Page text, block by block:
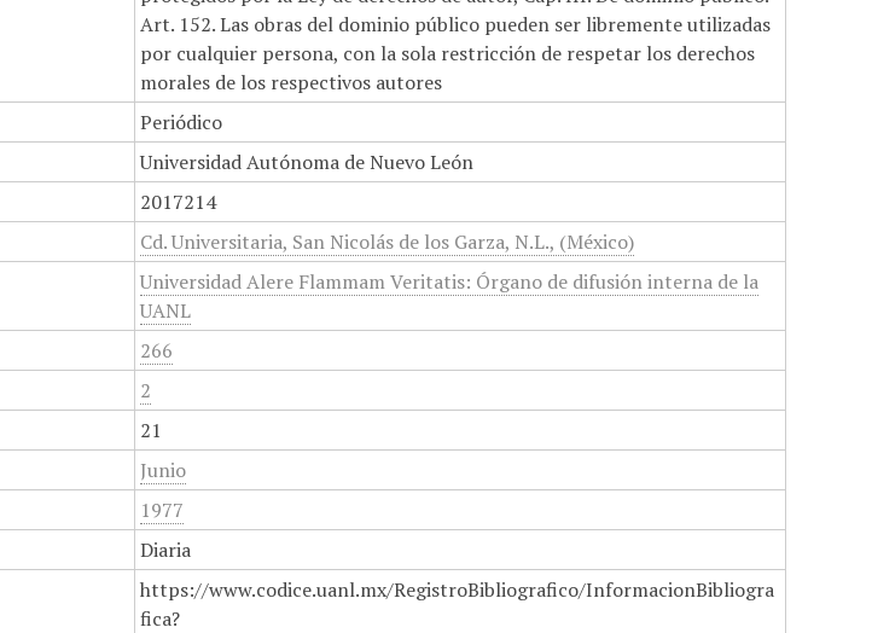
Art. 152. Las obras del dominio público pueden ser libremente utilizadas
por cualquier persona, con la sola restricción de respetar los derechos
morales de los respectivos autores
Periódico
Universidad Autónoma de Nuevo León
2017214
Cd. Universitaria, San Nicolás de los Garza, N.L., (México)
Universidad Alere Flammam Veritatis: Órgano de difusión interna de la
UANL
266
2
21
Junio
1977
Diaria
https://www.codice.uanl.mx/RegistroBibliografico/InformacionBibliogra
fica?